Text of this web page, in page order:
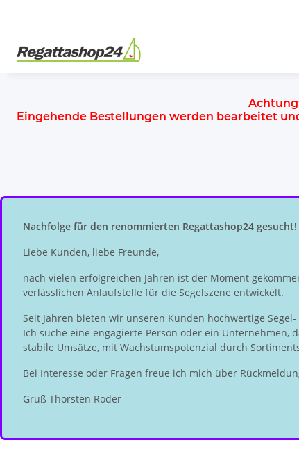
Eingehende Bestellungen werden bearbeitet
Nachfolge für den renommierten Regattashop24 gesucht!
Liebe Kunden, liebe Freunde,
nach vielen erfolgreichen Jahren ist der Moment
verlässlichen Anlaufstelle für die Segelszene entwickelt.
Seit Jahren bieten wir unseren Kunden hochwertige
Ich suche eine engagierte Person oder ein
stabile Umsätze, mit Wachstumspotenzial durch
Bei Interesse oder Fragen freue ich mich über
Gruß Thorsten Röder